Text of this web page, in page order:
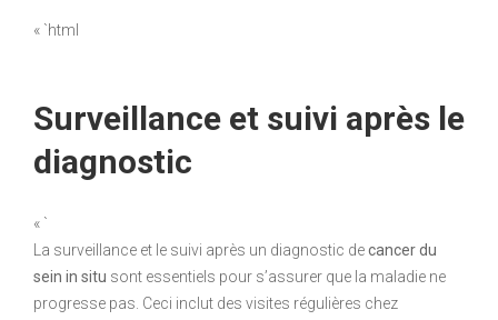
« `html
Surveillance et suivi après le
diagnostic
« `
La surveillance et le suivi après un diagnostic decancer du
sein in situ sont essentiels pour s’assurer que la maladie ne
progresse pas. Ceci inclut des visites régulières chez